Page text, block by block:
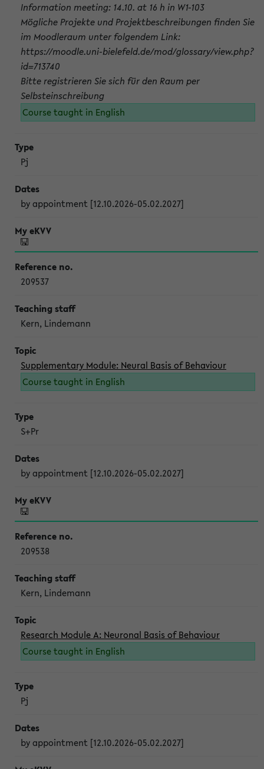
Information meeting: 14.10. at 16 h in W1-103
Mögliche Projekte und Projektbeschreibungen finden Sie
im Moodleraum unter folgendem Link:
https://moodle.uni-bielefeld.de/mod/glossary/view.php?
id=713740
Bitte registrieren Sie sich für den Raum per
Selbsteinschreibung
Course taught in English
Pj
by appointment [12.10.2026-05.02.2027]
209537
Kern, Lindemann
Supplementary Module: Neural Basis of Behaviour
Course taught in English
S+Pr
by appointment [12.10.2026-05.02.2027]
209538
Kern, Lindemann
Research Module A: Neuronal Basis of Behaviour
Course taught in English
Pj
by appointment [12.10.2026-05.02.2027]